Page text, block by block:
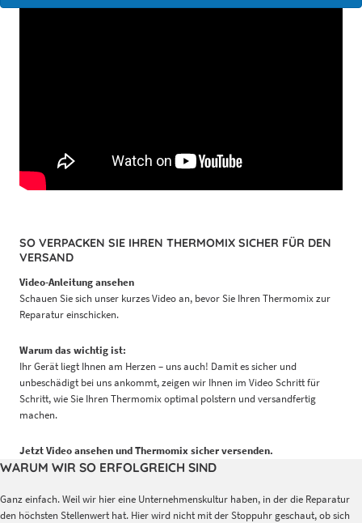
SO VERPACKEN SIE IHREN THERMOMIX SICHER FÜR DEN
VERSAND
Video-Anleitung ansehen
Schauen Sie sich unser kurzes Video an, bevor Sie Ihren Thermomix zur
Reparatur einschicken.
Warum das wichtig ist:
Ihr Gerät liegt Ihnen am Herzen – uns auch! Damit es sicher und
unbeschädigt bei uns ankommt, zeigen wir Ihnen im Video Schritt für
Schritt, wie Sie Ihren Thermomix optimal polstern und versandfertig
machen.
Jetzt Video ansehen und Thermomix sicher versenden.
WARUM WIR SO ERFOLGREICH SIND
Ganz einfach. Weil wir hier eine Unternehmenskultur haben, in der die Reparatur
den höchsten Stellenwert hat. Hier wird nicht mit der Stoppuhr geschaut, ob sich